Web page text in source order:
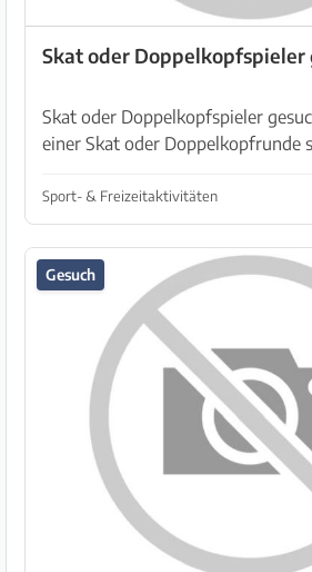
Skat oder Doppelkopfspieler
Skat oder Doppelkopfspieler gesucht Zum
einer Skat oder Doppelkopfrunde
Liebe Grüße Tom
Sport- & Freizeitaktivitäten
Gesuch